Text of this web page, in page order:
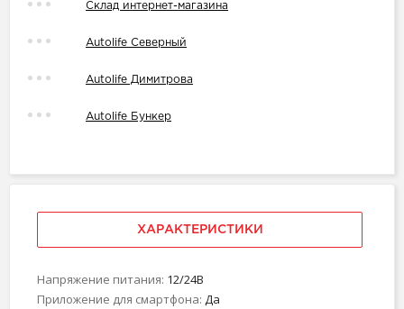
Склад интернет-магазина
Autolife Северный
Autolife Димитрова
Autolife Бункер
ХАРАКТЕРИСТИКИ
Напряжение питания: 12/24В
Приложение для смартфона: Да